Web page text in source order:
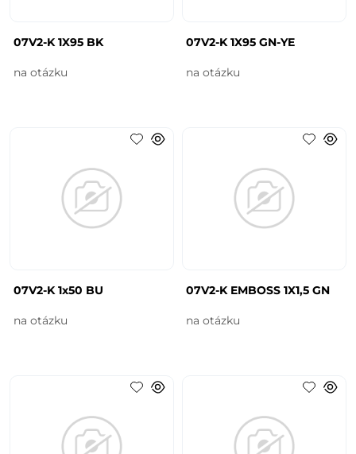
07V2-K 1X95 BK
na otázku
07V2-K 1X95 GN-YE
na otázku
07V2-K 1x50 BU
na otázku
07V2-K EMBOSS 1X1,5 GN
na otázku